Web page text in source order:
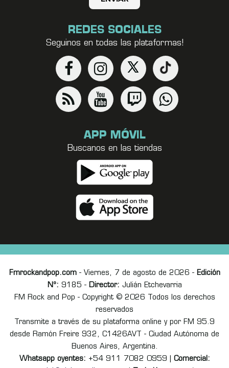
REDES SOCIALES
Seguinos en todas las plataformas!
APP MÓVIL
Buscanos en las tiendas
Fmrockandpop.com- Viernes, 7 de agosto de 2026 - Edición
Nº: 9185 - Director: Julián Etchevarria
FM Rock and Pop - Copyright © 2026 Todos los derechos
reservados
Transmite a través de su plataforma online y por FM 95.9
desde Ramón Freire 932, C1426AVT - Ciudad Autónoma de
Buenos Aires, Argentina.
Whatsapp oyentes: +54 911 7082 0959 | Comercial: